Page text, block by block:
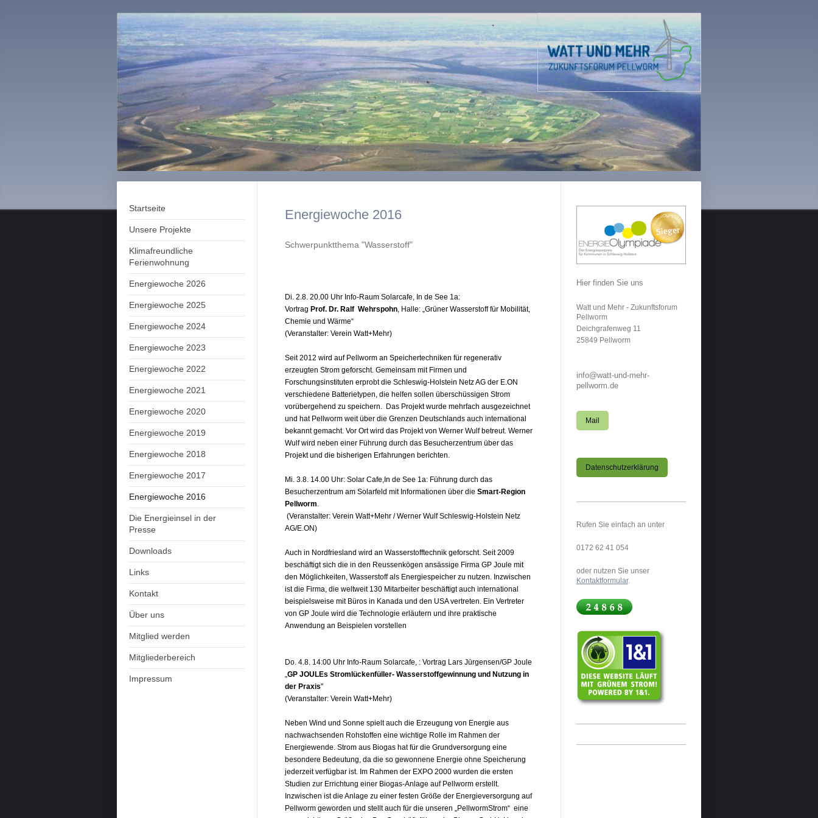
Startseite
Unsere Projekte
Klimafreundliche
Ferienwohnung
Energiewoche 2026
Energiewoche 2025
Energiewoche 2024
Energiewoche 2023
Energiewoche 2022
Energiewoche 2021
Energiewoche 2020
Energiewoche 2019
Energiewoche 2018
Energiewoche 2017
Energiewoche 2016
Die Energieinsel in der
Presse
Downloads
Links
Kontakt
Über uns
Mitglied werden
Mitgliederbereich
Impressum
Energiewoche 2016
Schwerpunktthema "Wasserstoff"
Di. 2.8. 20.00 Uhr Info-Raum Solarcafe, In de See 1a:
VortragProf. Dr. Ralf Wehrspohn , Halle: „Grüner Wasserstoff für Mobilität,
Chemie und Wärme“
(Veranstalter: Verein Watt+Mehr)
Seit 2012 wird auf Pellworm an Speichertechniken für regenerativ
erzeugten Strom geforscht. Gemeinsam mit Firmen und
Forschungsinstituten erprobt die Schleswig-Holstein Netz AG der E.ON
verschiedene Batterietypen, die helfen sollen überschüssigen Strom
vorübergehend zu speichern. Das Projekt wurde mehrfach ausgezeichnet
und hat Pellworm weit über die Grenzen Deutschlands auch international
bekannt gemacht. Vor Ort wird das Projekt von Werner Wulf betreut. Werner
Wulf wird neben einer Führung durch das Besucherzentrum über das
Projekt und die bisherigen Erfahrungen berichten.
Mi. 3.8. 14.00 Uhr: Solar Cafe,In de See 1a: Führung durch das
Besucherzentrum am Solarfeld mit Informationen über dieSmart-Region
Pellworm
(Veranstalter: Verein Watt+Mehr / Werner Wulf Schleswig-Holstein Netz
AG/E.ON)
Auch in Nordfriesland wird an Wasserstofftechnik geforscht. Seit 2009
beschäftigt sich die in den Reussenkögen ansässige Firma GP Joule mit
den Möglichkeiten, Wasserstoff als Energiespeicher zu nutzen. Inzwischen
ist die Firma, die weltweit 130 Mitarbeiter beschäftigt auch international
beispielsweise mit Büros in Kanada und den USA vertreten. Ein Vertreter
von GP Joule wird die Technologie erläutern und ihre praktische
Anwendung an Beispielen vorstellen
Do. 4.8. 14:00 Uhr Info-Raum Solarcafe, : Vortrag Lars Jürgensen/GP Joule
„GP JOULEs Stromlückenfüller- Wasserstoffgewinnung und Nutzung in
der Praxis"
(Veranstalter: Verein Watt+Mehr)
Neben Wind und Sonne spielt auch die Erzeugung von Energie aus
nachwachsenden Rohstoffen eine wichtige Rolle im Rahmen der
Energiewende. Strom aus Biogas hat für die Grundversorgung eine
besondere Bedeutung, da die so gewonnene Energie ohne Speicherung
jederzeit verfügbar ist. Im Rahmen der EXPO 2000 wurden die ersten
Studien zur Errichtung einer Biogas-Anlage auf Pellworm erstellt.
Inzwischen ist die Anlage zu einer festen Größe der Energieversorgung auf
Pellworm geworden und stellt auch für die unseren „PellwormStrom“ eine
Hier finden Sie uns
Watt und Mehr - Zukunftsforum
Pellworm
Deichgrafenweg 11
25849 Pellworm
info@watt-und-mehr-
pellworm.de
Mail
Datenschutzerklärung
Rufen Sie einfach an unter
0172 62 41 054
oder nutzen Sie unser
Kontaktformular.